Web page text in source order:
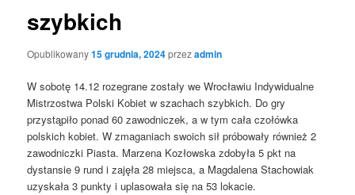
szybkich
Opublikowany15 grudnia, 2024przezadmin
W sobotę 14.12 rozegrane zostały we Wrocławiu Indywidualne
Mistrzostwa Polski Kobiet w szachach szybkich. Do gry
przystąpiło ponad 60 zawodniczek, a w tym cała czołówka
polskich kobiet. W zmaganiach swoich sił próbowały również 2
zawodniczki Piasta. Marzena Kozłowska zdobyła 5 pkt na
dystansie 9 rund i zajęła 28 miejsca, a Magdalena Stachowiak
uzyskała 3 punkty i uplasowała się na 53 lokacie.